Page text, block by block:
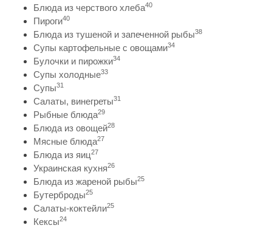
Блюда из черствого хлеба40
Пироги40
Блюда из тушеной и запеченной рыбы38
Супы картофельные с овощами34
Булочки и пирожки34
Супы холодные33
Супы31
Салаты, винегреты31
Рыбные блюда29
Блюда из овощей28
Мясные блюда27
Блюда из яиц27
Украинская кухня26
Блюда из жареной рыбы25
Бутерброды25
Салаты-коктейли25
Кексы24